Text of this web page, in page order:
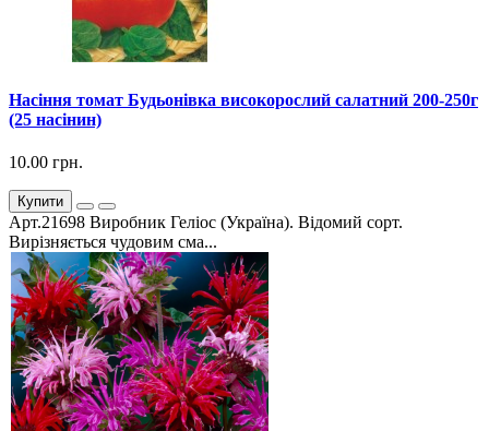
Насіння томат Будьонівка високорослий салатний 200-250г
(25 насінин)
10.00 грн.
Купити
Арт.21698 Виробник Геліос (Україна). Відомий сорт.
Вирізняється чудовим сма...